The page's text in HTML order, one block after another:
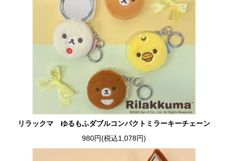
リラックマ ゆるもふダブルコンパクトミラーキーチェーン
980円(税込1,078円)